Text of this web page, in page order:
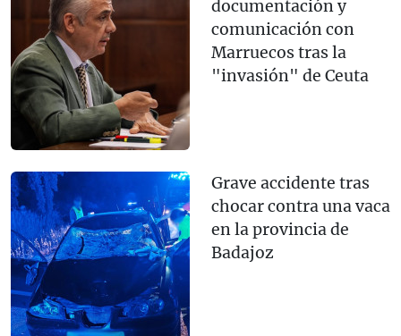
documentación y
comunicación con
Marruecos tras la
"invasión" de Ceuta
Grave accidente tras
chocar contra una vaca
en la provincia de
Badajoz